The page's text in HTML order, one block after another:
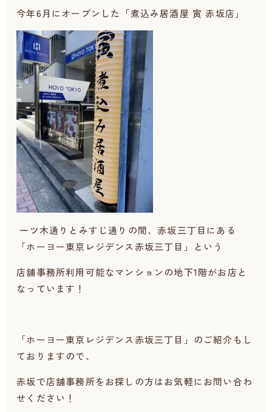
今年6月にオープンした「煮込み居酒屋 寅 赤坂店」
一ツ木通りとみすじ通りの間、赤坂三丁目にある
「ホーヨー東京レジデンス赤坂三丁目」という
店舗事務所利用可能なマンションの地下1階がお店と
なっています！
「ホーヨー東京レジデンス赤坂三丁目」のご紹介もし
ておりますので、
赤坂で店舗事務所をお探しの方はお気軽にお問い合わ
せください！